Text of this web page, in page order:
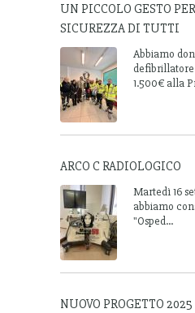
UN PICCOLO GESTO
SICUREZZA DI TUTTI
Abbiamo
1.500€ alla
ARCO C RADIOLOGICO
Martedì 16
abbiamo
"Osped...
NUOVO PROGETTO 2025